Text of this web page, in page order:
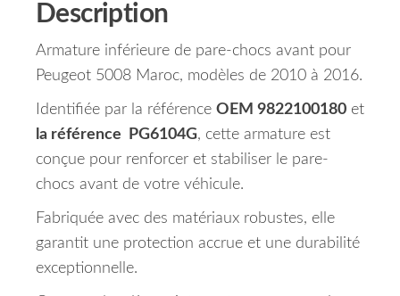
Description
Armature inférieure de pare-chocs avant pour
Peugeot 5008 Maroc, modèles de 2010 à 2016.
Identifiée par la référence OEM 9822100180 et
la référence PG6104G, cette armature est
conçue pour renforcer et stabiliser le pare-
chocs avant de votre véhicule.
Fabriquée avec des matériaux robustes, elle
garantit une protection accrue et une durabilité
exceptionnelle.